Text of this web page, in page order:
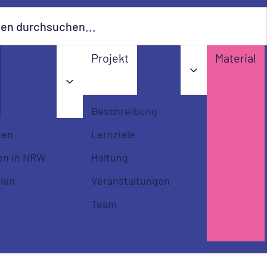
in NRW
Projekt
Beschreibung
Lernziele
Haltung
Veranstaltungen
Team
Material